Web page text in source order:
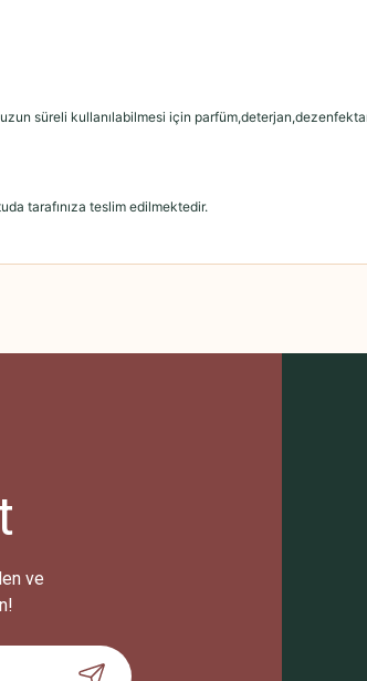
süreli kullanılabilmesi için
tarafınıza teslim edilmektedir.
Bu
ve